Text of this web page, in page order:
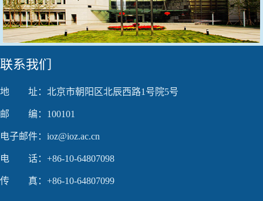
Video
联系我们
地 址：北京市朝阳区北辰西路1号院5号
邮 编：100101
电子邮件：ioz@ioz.ac.cn
电 话：+86-10-64807098
传 真：+86-10-64807099